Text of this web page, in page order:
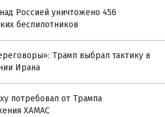
Россией уничтожено 456
беспилотников
Трамп выбрал тактику в
Ирана
потребовал от Трампа
ХАМАС